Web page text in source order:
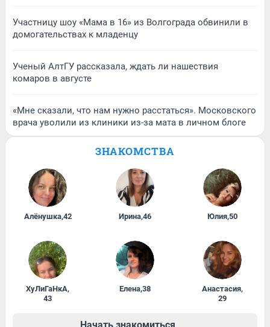
Участницу шоу «Мама в 16» из Волгограда обвинили в
домогательствах к младенцу
Ученый АлтГУ рассказала, ждать ли нашествия
комаров в августе
«Мне сказали, что нам нужно расстаться». Московского
врача уволили из клиники из-за мата в личном блоге
ЗНАКОМСТВА
Алёнушка,42 Ирина,46 Юлия,50
ХуЛиГаНкА,
43
Елена,38 Анастасия,
29
Начать знакомиться